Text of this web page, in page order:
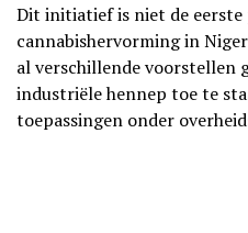
Dit initiatief is niet de
cannabishervorming in
al verschillende voorstellen
industriële hennep toe te
toepassingen onder